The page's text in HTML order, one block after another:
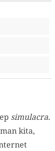
simulacra.
kita,